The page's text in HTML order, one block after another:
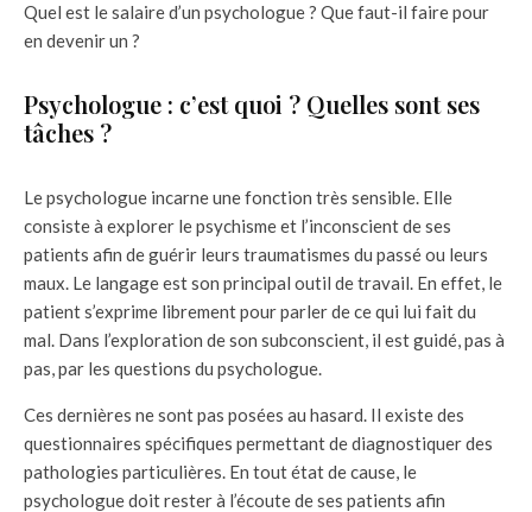
Quel est le salaire d’un psychologue ? Que faut-il faire pour
en devenir un ?
Psychologue : c’est quoi ? Quelles sont ses
tâches ?
Le psychologue incarne une fonction très sensible. Elle
consiste à explorer le psychisme et l’inconscient de ses
patients afin de guérir leurs traumatismes du passé ou leurs
maux. Le langage est son principal outil de travail. En effet, le
patient s’exprime librement pour parler de ce qui lui fait du
mal. Dans l’exploration de son subconscient, il est guidé, pas à
pas, par les questions du psychologue.
Ces dernières ne sont pas posées au hasard. Il existe des
questionnaires spécifiques permettant de diagnostiquer des
pathologies particulières. En tout état de cause, le
psychologue doit rester à l’écoute de ses patients afin